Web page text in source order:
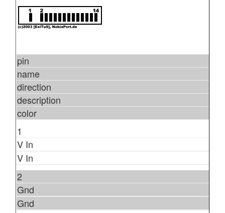
pin
name
direction
description
color
1
V In
V In
2
Gnd
Gnd